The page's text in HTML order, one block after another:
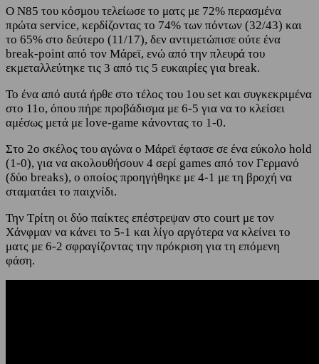
Ο Ν85 του κόσμου τελείωσε το ματς με 72% περασμένα
πρώτα service, κερδίζοντας το 74% των πόντων (32/43) και
το 65% στο δεύτερο (11/17), δεν αντιμετώπισε ούτε ένα
break-point από τον Μάρεϊ, ενώ από την πλευρά του
εκμεταλλεύτηκε τις 3 από τις 5 ευκαιρίες για break.
Το ένα από αυτά ήρθε στο τέλος του 1ου set και συγκεκριμένα
στο 11ο, όπου πήρε προβάδισμα με 6-5 για να το κλείσει
αμέσως μετά με love-game κάνοντας το 1-0.
Στο 2ο σκέλος του αγώνα ο Μάρεϊ έφτασε σε ένα εύκολο hold
(1-0), για να ακολουθήσουν 4 σερί games από τον Γερμανό
(δύο breaks), ο οποίος προηγήθηκε με 4-1 με τη βροχή να
σταματάει το παιχνίδι.
Την Τρίτη οι δύο παίκτες επέστρεψαν στο court με τον
Χάνφμαν να κάνει το 5-1 και λίγο αργότερα να κλείνει το
ματς με 6-2 σφραγίζοντας την πρόκριση για τη επόμενη
φάση.